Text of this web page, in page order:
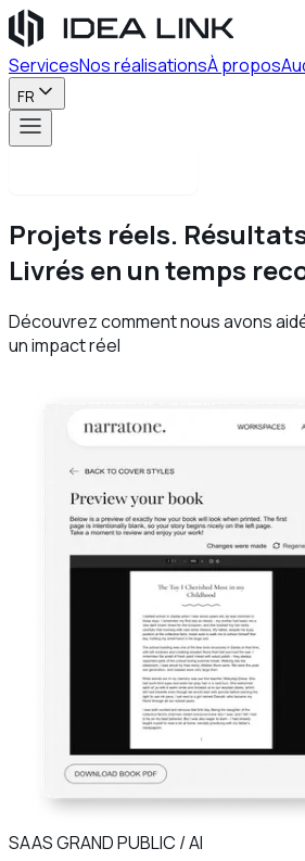
ServicesNos réalisationsÀ propos
FR
Projets réels.
Livrés en un temps
Découvrez comment nous avons
un impact réel
SAAS GRAND PUBLIC / AI